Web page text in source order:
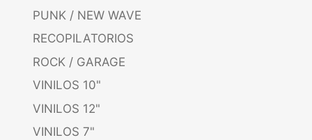
PUNK / NEW WAVE
RECOPILATORIOS
ROCK / GARAGE
VINILOS 10"
VINILOS 12"
VINILOS 7"